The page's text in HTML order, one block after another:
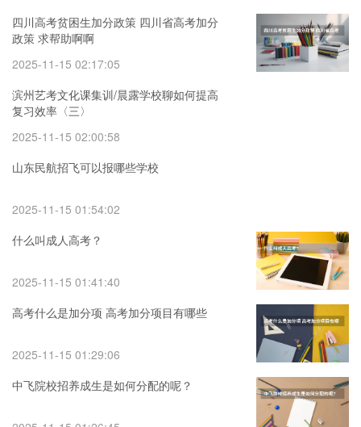
四川高考贫困生加分政策 四川省高考加分
政策 求帮助啊啊
2025-11-15 02:17:05
滨州艺考文化课集训/晨露学校聊如何提高
复习效率〈三〉
2025-11-15 02:00:58
山东民航招飞可以报哪些学校
2025-11-15 01:54:02
什么叫成人高考？
2025-11-15 01:41:40
高考什么是加分项 高考加分项目有哪些
2025-11-15 01:29:06
中飞院校招养成生是如何分配的呢？